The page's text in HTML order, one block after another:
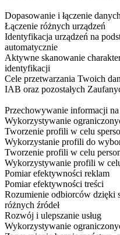
Dopasowanie i łączenie
Łączenie różnych urządzeń
Identyfikacja urządzeń na
automatycznie
Aktywne skanowanie
identyfikacji
Cele przetwarzania Twoich
IAB oraz pozostałych
Przechowywanie informacji
Wykorzystywanie
Tworzenie profili w celu
Wykorzystanie profili do
Tworzenie profili w celu
Wykorzystywanie profili w
Pomiar efektywności reklam
Pomiar efektywności treści
Rozumienie odbiorców dzięki
różnych źródeł
Rozwój i ulepszanie usług
Wykorzystywanie